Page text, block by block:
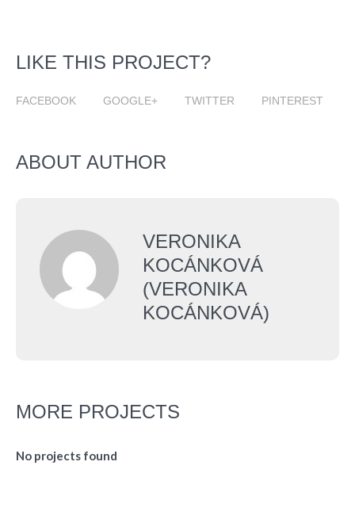
LIKE THIS PROJECT?
FACEBOOK GOOGLE+ TWITTER PINTEREST
ABOUT AUTHOR
VERONIKA
KOCÁNKOVÁ
(VERONIKA
KOCÁNKOVÁ)
MORE PROJECTS
No projects found